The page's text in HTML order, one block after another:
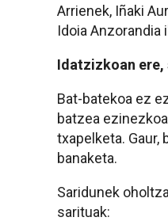
Arrienek, Iñaki
Idoia Anzorandia
Idatzizkoan ere,
Bat-batekoa ez
batzea
txapelketa.
banaketa.
Saridunek
sarituak: